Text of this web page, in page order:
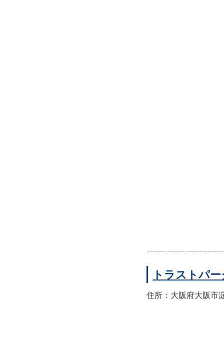
トラストパ
住所：大阪府大阪市